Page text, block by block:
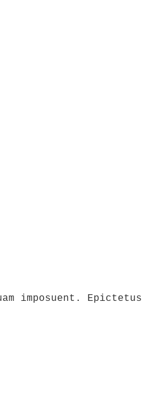
imposuent. Epictetus